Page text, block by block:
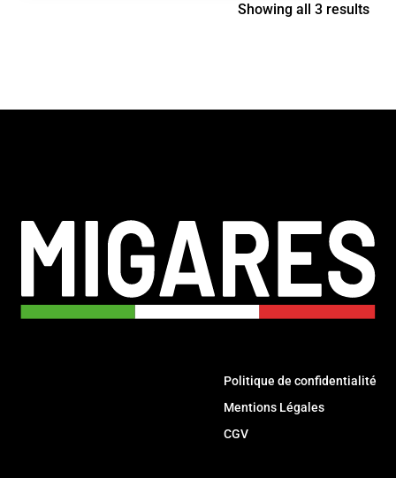
Showing all 3 results
Politique de confidentialité
Mentions Légales
CGV